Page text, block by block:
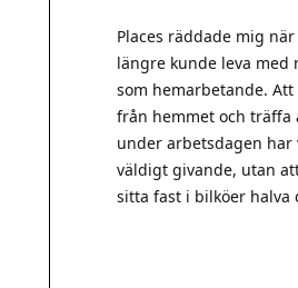
Places räddade mig
längre kunde leva med
som hemarbetande.
från hemmet och träffa
under arbetsdagen har
väldigt givande, utan
sitta fast i bilköer halva